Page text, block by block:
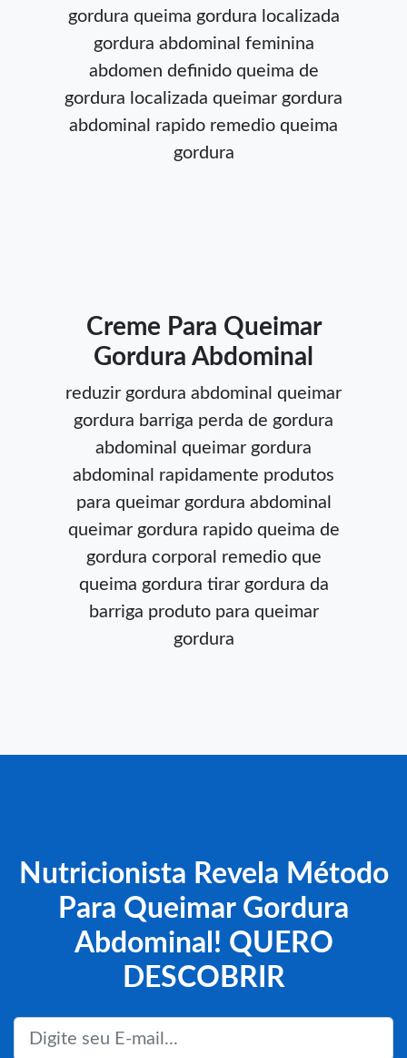
gordura queima gordura localizada
gordura abdominal feminina
abdomen definido queima de
gordura localizada queimar gordura
abdominal rapido remedio queima
gordura
Creme Para Queimar
Gordura Abdominal
reduzir gordura abdominal queimar
gordura barriga perda de gordura
abdominal queimar gordura
abdominal rapidamente produtos
para queimar gordura abdominal
queimar gordura rapido queima de
gordura corporal remedio que
queima gordura tirar gordura da
barriga produto para queimar
gordura
Nutricionista Revela Método
Para Queimar Gordura
Abdominal! QUERO
DESCOBRIR